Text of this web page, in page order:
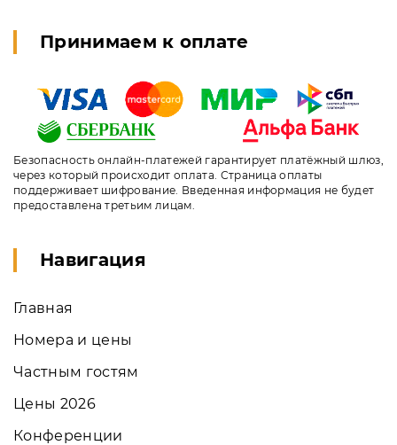
Принимаем к оплате
Безопасность онлайн-платежей гарантирует платёжный шлюз,
через который происходит оплата. Страница оплаты
поддерживает шифрование. Введенная информация не будет
предоставлена третьим лицам.
Навигация
Главная
Номера и цены
Частным гостям
Цены 2026
Конференции